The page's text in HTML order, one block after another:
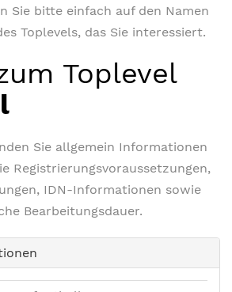
Sie bitte einfach auf den Namen
Toplevels, das Sie interessiert.
Toplevel
Sie allgemein Informationen
Registrierungsvoraussetzungen,
IDN-Informationen sowie
Bearbeitungsdauer.